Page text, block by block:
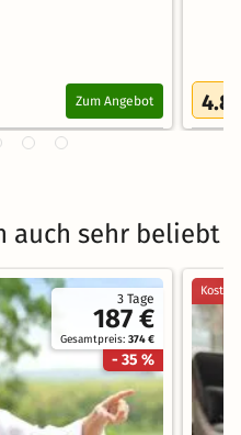
Zum Angebot 4.8
auch sehr beliebt
3 Tage
187 €
Gesamtpreis:374 €
- 35 %